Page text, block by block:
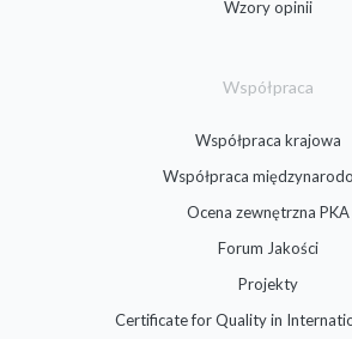
Wzory opinii
Współpraca
Współpraca krajowa
Współpraca
Ocena zewnętrzna PKA
Forum Jakości
Projekty
Certificate for Quality in